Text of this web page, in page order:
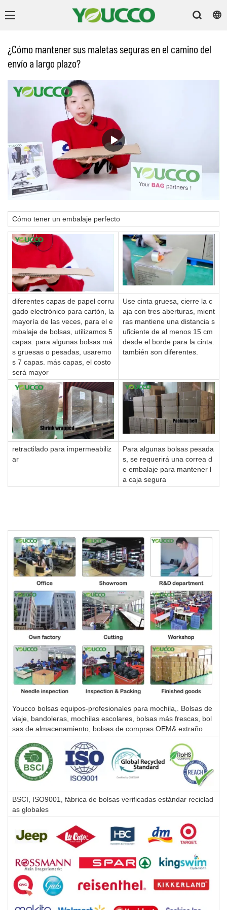
¿Cómo mantener sus maletas seguras en el camino del
envío a largo plazo?
Cómo tener un embalaje perfecto
diferentes capas de papel corru
gado electrónico para cartón, la
mayoría de las veces, para el e
mbalaje de bolsas, utilizamos 5
capas. para algunas bolsas má
s gruesas o pesadas, usaremo
s 7 capas. más capas, el costo
será mayor
Use cinta gruesa, cierre la c
aja con tres aberturas, mient
ras mantiene una distancia s
uficiente de al menos 15 cm
desde el borde para la cinta.
también son diferentes.
retractilado para impermeabiliz
ar
Para algunas bolsas pesada
s, se requerirá una correa d
e embalaje para mantener l
a caja segura
Youcco bolsas equipos-profesionales para mochila,. Bolsas de
viaje, bandoleras, mochilas escolares, bolsas más frescas, bol
sas de almacenamiento, bolsas de compras OEM& extraño
BSCI, ISO9001, fábrica de bolsas verificadas estándar reciclad
as globales